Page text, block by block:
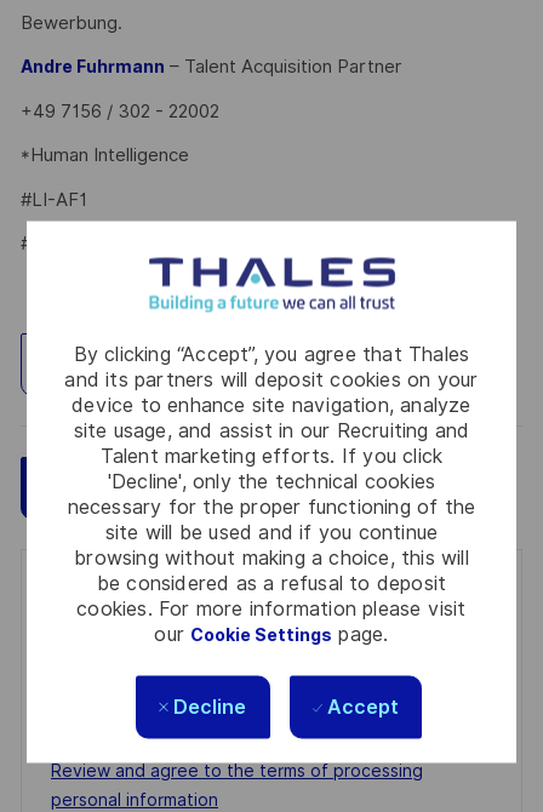
By clicking “Accept”, you agree that Thales
and its partners will deposit cookies on your
device to enhance site navigation, analyze
site usage, and assist in our Recruiting and
Talent marketing efforts. If you click
'Decline', only the technical cookies
necessary for the proper functioning of the
site will be used and if you continue
browsing without making a choice, this will
be considered as a refusal to deposit
cookies. For more information please visit
our Cookie Settings page.
Decline Accept
Bewerbung.
Andre Fuhrmann – Talent Acquisition Partner
+49 7156 / 302 - 22002
*Human Intelligence
#LI-AF1
#LI-HYBRID
Explore Location
Apply Now Save
Get notified for similar jobs
You'll receive updates once a week
address
(Required)
Required
Review and agree to the terms of processing
personal information